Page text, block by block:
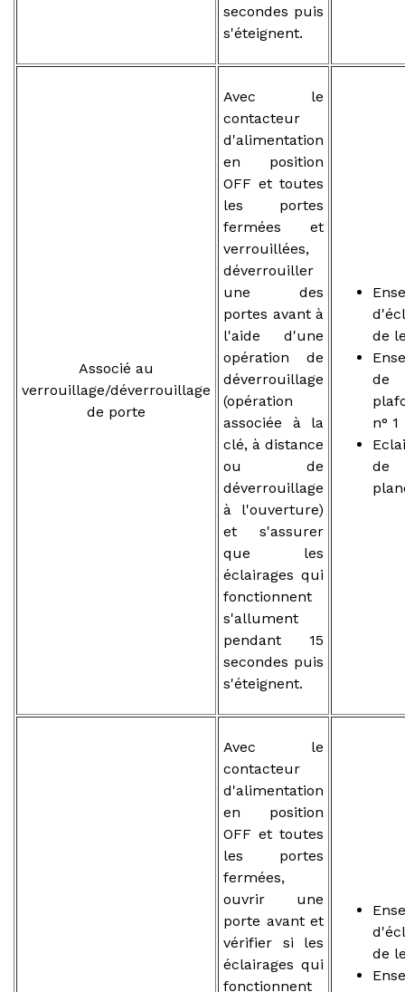
secondes puis
s'éteignent.
Associé au
verrouillage/déverrouillage
de porte
Avec le
contacteur
d'alimentation
en position
OFF et toutes
les portes
fermées et
verrouillées,
déverrouiller
une des
portes avant à
l'aide d'une
opération de
déverrouillage
(opération
associée à la
clé, à distance
ou de
déverrouillage
à l'ouverture)
et s'assurer
que les
éclairages qui
fonctionnent
s'allument
pendant 15
secondes puis
s'éteignent.
de
de
n° 1
de
Avec le
contacteur
d'alimentation
en position
OFF et toutes
les portes
fermées,
ouvrir une
porte avant et
vérifier si les
éclairages qui
fonctionnent
de